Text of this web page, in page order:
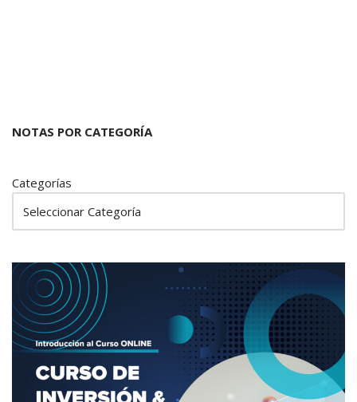
NOTAS POR CATEGORÍA
Categorías